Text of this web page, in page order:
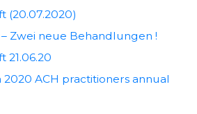
(20.07.2020)
Zwei neue Behandlungen !
21.06.20
ACH practitioners annual